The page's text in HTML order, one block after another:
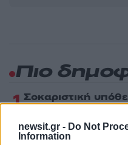
newsit.gr - Do Not
Information
Πιο
1 Σοκαριστική
Τουρίστας
να ασελγήσει σε
καθόταν αμέριμνο